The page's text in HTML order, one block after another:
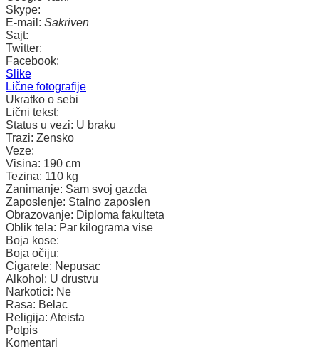
Skype:
E-mail: Sakriven
Sajt:
Twitter:
Facebook:
Slike
Lične fotografije
Ukratko o sebi
Lični tekst:
Status u vezi: U braku
Trazi: Zensko
Veze:
Visina: 190 cm
Tezina: 110 kg
Zanimanje: Sam svoj gazda
Zaposlenje: Stalno zaposlen
Obrazovanje: Diploma fakulteta
Oblik tela: Par kilograma vise
Boja kose:
Boja očiju:
Cigarete: Nepusac
Alkohol: U drustvu
Narkotici: Ne
Rasa: Belac
Religija: Ateista
Potpis
Komentari